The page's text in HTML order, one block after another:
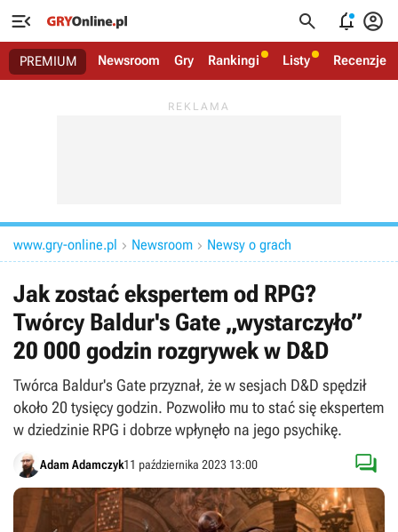
   
PREMIUM Newsroom Gry Rankingi Listy Recenzje
www.gry-online.pl  Newsroom  Newsy o grach
Jak zostać ekspertem od RPG?
Twórcy Baldur's Gate „wystarczyło”
20 000 godzin rozgrywek w D&D
Twórca Baldur's Gate przyznał, że w sesjach D&D spędził
około 20 tysięcy godzin. Pozwoliło mu to stać się ekspertem
w dziedzinie RPG i dobrze wpłynęło na jego psychikę.
Adam Adamczyk11 października 2023 13:00 